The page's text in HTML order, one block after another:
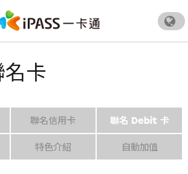
.
卡
聯名信用卡 聯名 Debit 卡
特色介紹 自動加值